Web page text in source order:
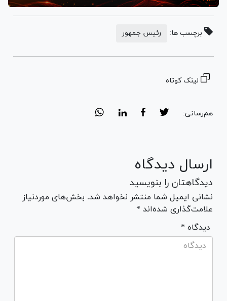
برچسب ها: رئیس جمهور
لینک کوتاه
هم‌رسانی:
ارسال دیدگاه
دیدگاهتان را بنویسید
نشانی ایمیل شما منتشر نخواهد شد. بخش‌های موردنیاز
علامت‌گذاری شده‌اند *
* دیدگاه